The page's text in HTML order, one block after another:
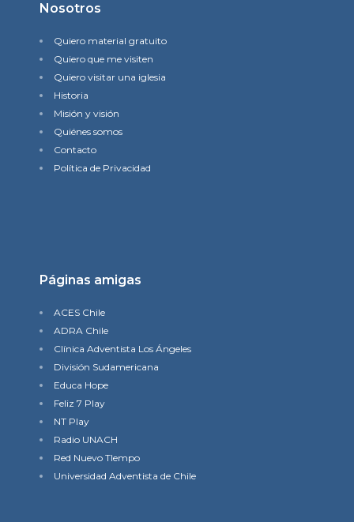
Nosotros
Quiero material gratuito
Quiero que me visiten
Quiero visitar una iglesia
Historia
Misión y visión
Quiénes somos
Contacto
Política de Privacidad
Páginas amigas
ACES Chile
ADRA Chile
Clínica Adventista Los Ángeles
División Sudamericana
Educa Hope
Feliz 7 Play
NT Play
Radio UNACH
Red Nuevo TIempo
Universidad Adventista de Chile